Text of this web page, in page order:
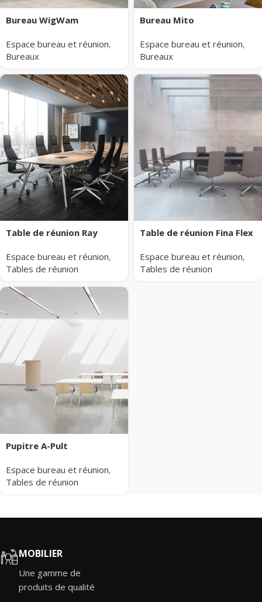
Bureau WigWam
Espace bureau et réunion,
Bureaux
Bureau Mito
Espace bureau et réunion,
Bureaux
Table de réunion Ray
Espace bureau et réunion,
Tables de réunion
Table de réunion Fina Flex
Espace bureau et réunion,
Tables de réunion
Pupitre A-Pult
Espace bureau et réunion,
Tables de réunion
MOBILIER
Une gamme de
produits de qualité